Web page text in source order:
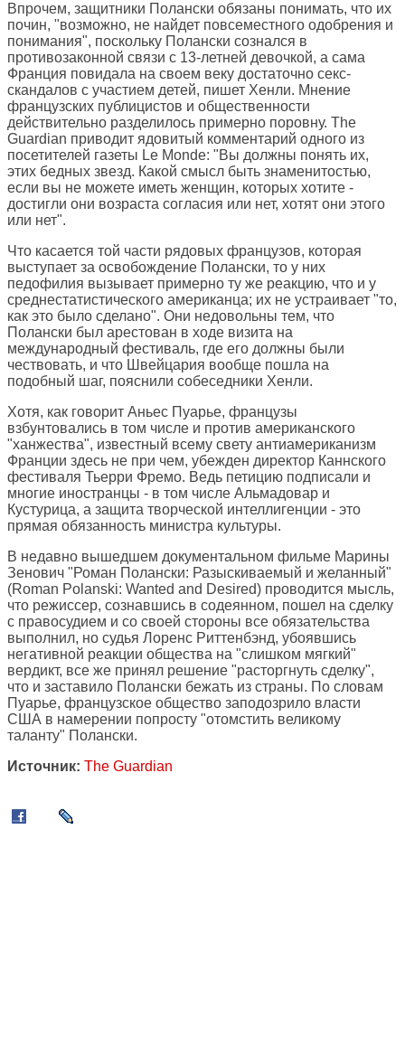
Впрочем, защитники Полански обязаны понимать, что их
почин, "возможно, не найдет повсеместного одобрения и
понимания", поскольку Полански сознался в
противозаконной связи с 13-летней девочкой, а сама
Франция повидала на своем веку достаточно секс-
скандалов с участием детей, пишет Хенли. Мнение
французских публицистов и общественности
действительно разделилось примерно поровну. The
Guardian приводит ядовитый комментарий одного из
посетителей газеты Le Monde: "Вы должны понять их,
этих бедных звезд. Какой смысл быть знаменитостью,
если вы не можете иметь женщин, которых хотите -
достигли они возраста согласия или нет, хотят они этого
или нет".
Что касается той части рядовых французов, которая
выступает за освобождение Полански, то у них
педофилия вызывает примерно ту же реакцию, что и у
среднестатистического американца; их не устраивает "то,
как это было сделано". Они недовольны тем, что
Полански был арестован в ходе визита на
международный фестиваль, где его должны были
чествовать, и что Швейцария вообще пошла на
подобный шаг, пояснили собеседники Хенли.
Хотя, как говорит Аньес Пуарье, французы
взбунтовались в том числе и против американского
"ханжества", известный всему свету антиамериканизм
Франции здесь не при чем, убежден директор Каннского
фестиваля Тьерри Фремо. Ведь петицию подписали и
многие иностранцы - в том числе Альмадовар и
Кустурица, а защита творческой интеллигенции - это
прямая обязанность министра культуры.
В недавно вышедшем документальном фильме Марины
Зенович "Роман Полански: Разыскиваемый и желанный"
(Roman Polanski: Wanted and Desired) проводится мысль,
что режиссер, сознавшись в содеянном, пошел на сделку
с правосудием и со своей стороны все обязательства
выполнил, но судья Лоренс Риттенбэнд, убоявшись
негативной реакции общества на "слишком мягкий"
вердикт, все же принял решение "расторгнуть сделку",
что и заставило Полански бежать из страны. По словам
Пуарье, французское общество заподозрило власти
США в намерении попросту "отомстить великому
таланту" Полански.
Источник: The Guardian